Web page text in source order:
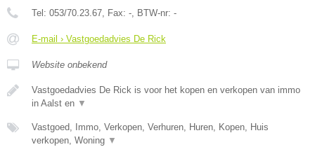
Tel: 053/70.23.67 , Fax: - , BTW-nr: -
E-mail › Vastgoedadvies De Rick
Website onbekend
Vastgoedadvies De Rick is voor het kopen en verkopen van immo
in Aalst en ▼
Vastgoed, Immo, Verkopen, Verhuren, Huren, Kopen, Huis
verkopen, Woning ▼